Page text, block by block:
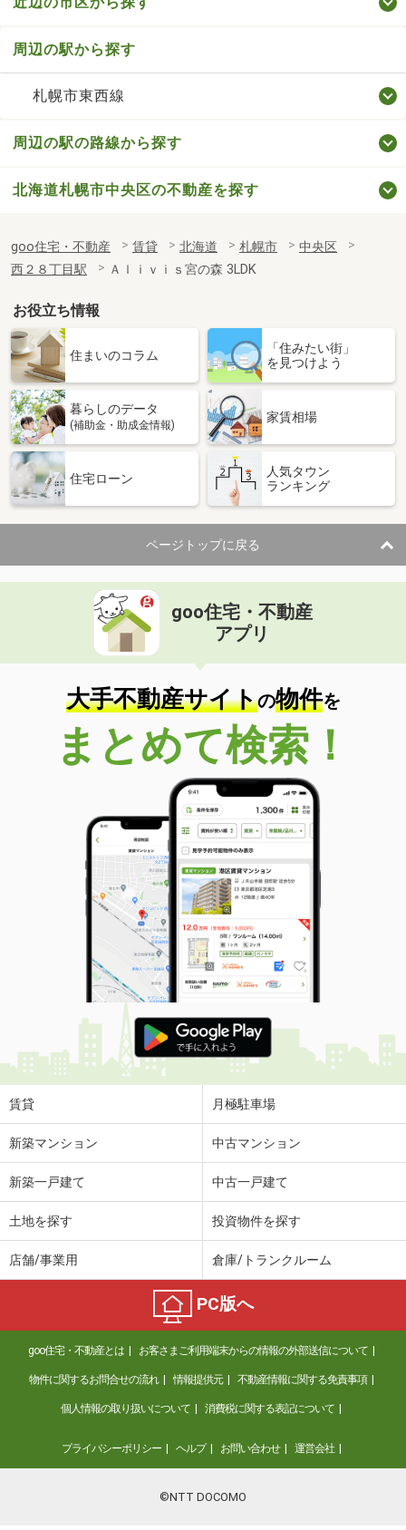
周辺の駅から探す
札幌市東西線
周辺の駅の路線から探す
北海道札幌市中央区の不動産を探す
goo住宅・不動産 賃貸 北海道 札幌市
中央区
西２８丁目駅
Ａｌｉｖｉｓ宮の森 3LDK
お役立ち情報
住まいのコラム
「住みたい街」
を見つけよう
暮らしのデータ
(補助金・助成金情報)
家賃相場
住宅ローン
人気タウン
ランキング
ページトップに戻る
goo住宅・不動産
アプリ
大手不動産サイトの物件を
まとめて検索！
賃貸 月極駐車場
新築マンション 中古マンション
新築一戸建て 中古一戸建て
土地を探す 投資物件を探す
店舗/事業用 倉庫/トランクルーム
PC版へ
goo住宅・不動産とは お客さまご利用端末からの情報の外部送信について
物件に関するお問合せの流れ 情報提供元 不動産情報に関する免責事項
個人情報の取り扱いについて 消費税に関する表記について
プライバシーポリシー ヘルプ お問い合わせ 運営会社
©NTT DOCOMO